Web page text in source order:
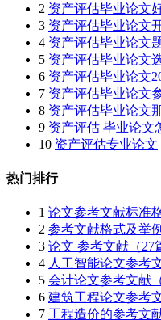
2 资产评估毕业论文
3 资产评估毕业论文
4 资产评估毕业论文
5 资产评估毕业论文
6 资产评估毕业论文
7 资产评估毕业论文
8 资产评估毕业论文
9 资产评估 毕业论文
10 资产评估专业论文
热门排行
1 论文参考文献标准
2 参考文献格式及举
3 论文 参考文献（27
4 人工智能论文参考
5 会计论文参考文献
6 建筑工程论文参考
7 工程造价的参考文